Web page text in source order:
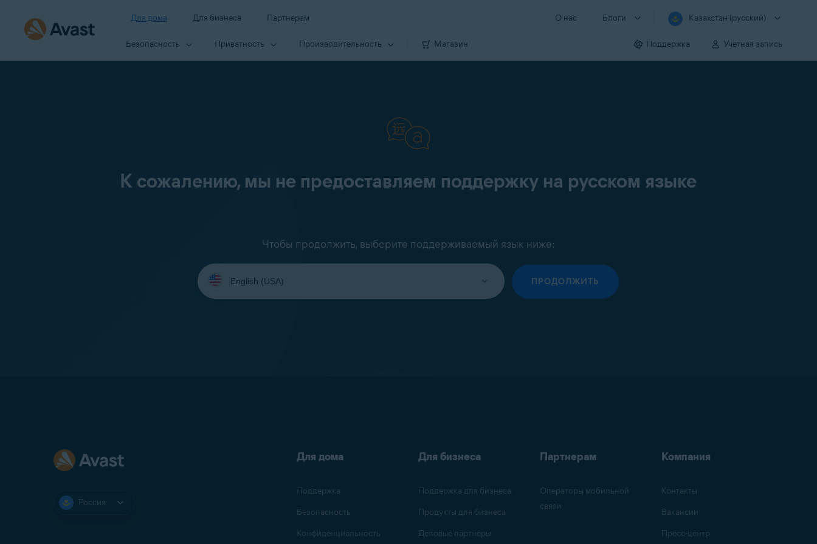
Для дома Для бизнеса Партнерам О нас Блоги Казахстан (русский)
Безопасность Приватность Производи­тельность Магазин Поддержка Учетная запись
К сожалению, мы не предоставляем поддержку на русском языке
Чтобы продолжить, выберите поддерживаемый язык ниже:
Выберите
язык:
ПРОДОЛЖИТЬ
Россия
Для дома
Поддержка
Безопасность
Конфиденциальность
Для бизнеса
Поддержка для бизнеса
Продукты для бизнеса
Деловые партнеры
Партнерам
Операторы мобильной
связи
Компания
Контакты
Вакансии
Пресс-центр